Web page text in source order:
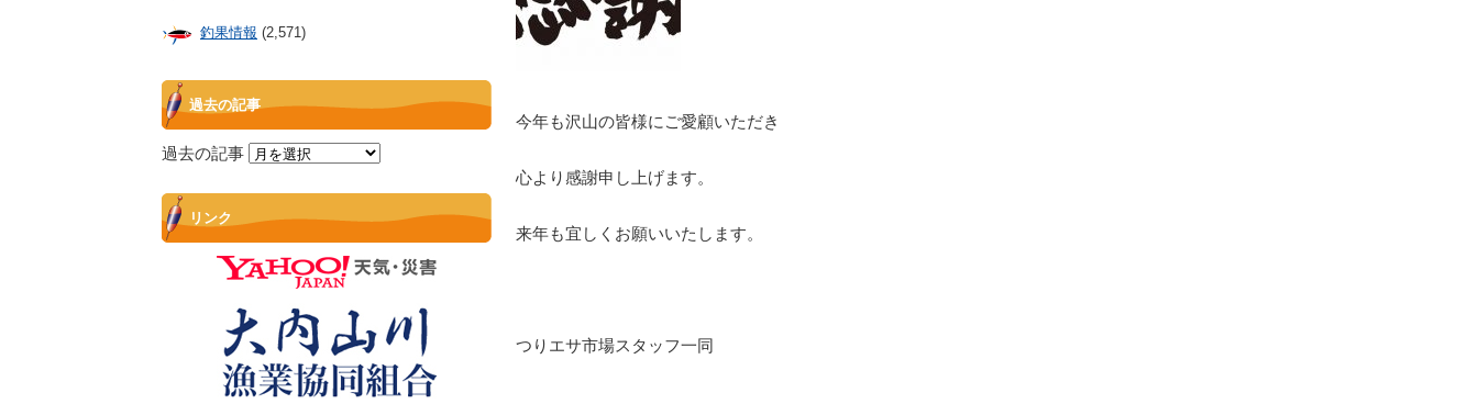
今年も沢山の皆様にご愛顧いただき
心より感謝申し上げます。
来年も宜しくお願いいたします。
つりエサ市場スタッフ一同
釣果情報 (2,571)
過去の記事
過去の記事
リンク